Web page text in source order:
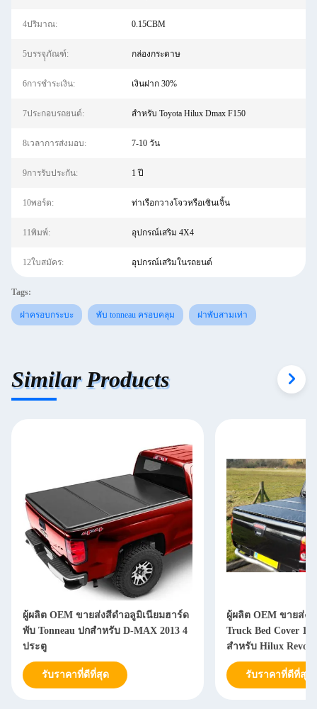
4ปริมาณ: 0.15CBM
5บรรจุุภัณฑ์: กล่องกระดาษ
6การชำระเงิน: เงินฝาก 30%
7ประกอบรถยนต์: สำหรับ Toyota Hilux Dmax F150
8เวลาการส่งมอบ: 7-10 วัน
9การรับประกัน: 1 ปี
10พอร์ต: ท่าเรือกวางโจวหรือเซินเจิ้น
11พิมพ์: อุปกรณ์เสริม 4X4
12ใบสมัคร: อุปกรณ์เสริมในรถยนต์
Tags:
ฝาครอบกระบะ พับ tonneau ครอบคลุม ฝาพับสามเท่า
Similar Products
ผู้ผลิต OEM ขายส่งสีดำอลูมิเนียมฮาร์ด
พับ Tonneau ปกสำหรับ D-MAX 2013 4
ประตู
รับราคาที่ดีที่สุด
ผู้ผลิต OEM ขายส่ง
Truck Bed Cover
สำหรับ Hilux Revo
รับราคาที่ดีที่สุด